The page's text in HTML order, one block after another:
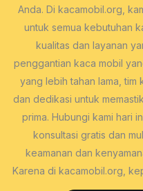
Anda. Di kacamobil.org,
untuk semua kebutuhan
kualitas dan layanan
penggantian kaca mobil
yang lebih tahan lama, tim
dan dedikasi untuk
prima. Hubungi kami hari
konsultasi gratis dan
keamanan dan
Karena di kacamobil.org,